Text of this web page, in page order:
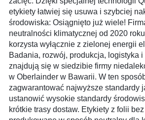
etykiety łatwiej się usuwa i szybciej
środowiska: Osiągnięto już wiele!
neutralności klimatycznej od 2020
korzysta wyłącznie z zielonej energii
Badania, rozwój, produkcja, logistyka
znajdują się w siedzibie firmy
w Oberlainder w Bawarii. W ten
zagwarantować najwyższe standardy
ustanowić wysokie standardy
krótkie trasy dostaw. Etykiety z folii